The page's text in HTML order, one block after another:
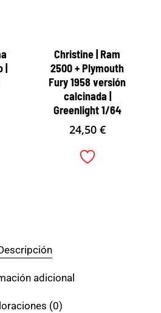
Christine | Ram
2500 + Plymouth
Fury 1958 versión
calcinada |
Greenlight 1/64
24,50 €
adicional
(0)